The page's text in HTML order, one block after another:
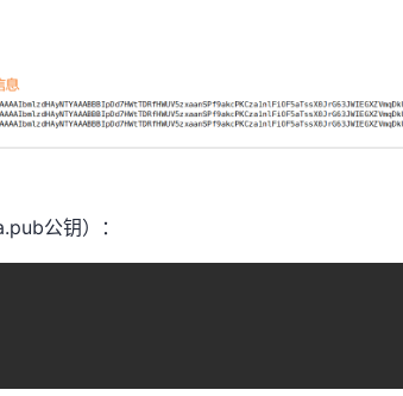
公钥）：